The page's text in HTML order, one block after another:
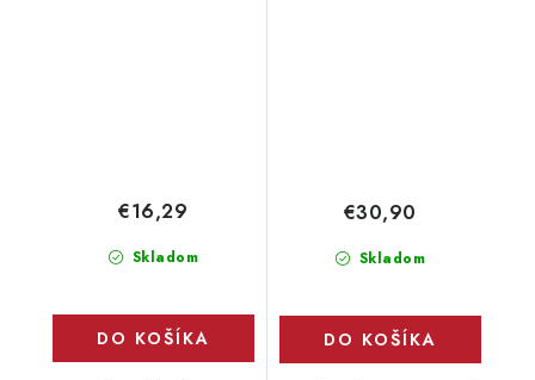
Skladom
€16,29
DO KOŠÍKA
Skladom
€30,90
DO KOŠÍKA